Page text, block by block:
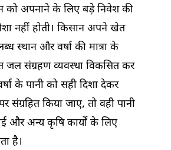
को अपनाने के लिए बड़े निवेश की
नहीं होती। किसान अपने खेत
स्थान और वर्षा की मात्रा के
जल संग्रहण व्यवस्था विकसित कर
के पानी को सही दिशा देकर
संग्रहित किया जाए, तो वही पानी
और अन्य कृषि कार्यों के लिए
है।